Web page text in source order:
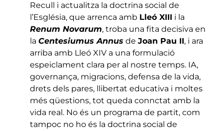
Recull i actualitza la doctrina social de
l’Església, que arrenca amb Lleó XIII i la
Renum Novarum, troba una fita decisiva en
la Centesiumus Annus de Joan Pau II, i ara
arriba amb Lleó XIV a una formulació
espeiclament clara per al nostre temps. IA,
governança, migracions, defensa de la vida,
drets dels pares, llibertat educativa i moltes
més qüestions, tot queda connctat amb la
vida real. No és un programa de partit, com
tampoc no ho és la doctrina social de